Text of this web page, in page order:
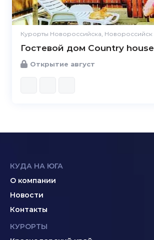
Курорты Новороссийска, Новороссийск
Гостевой дом Country house
Открытие август
КУДА НА ЮГА
О компании
Новости
Контакты
КУРОРТЫ